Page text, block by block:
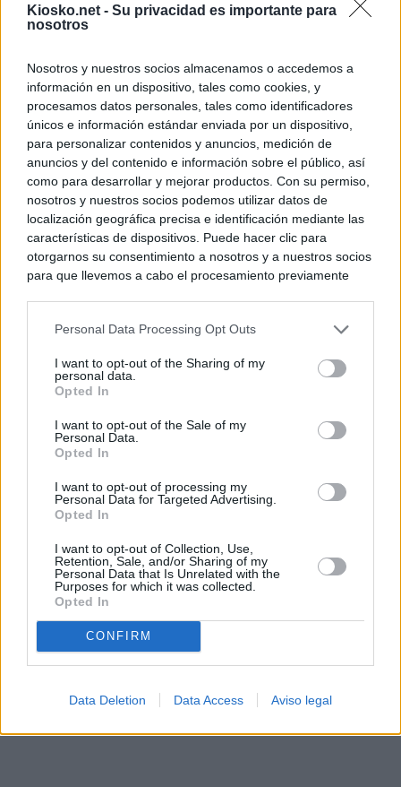
Kiosko.net - Su privacidad es importante para
nosotros
Nosotros y nuestros socios almacenamos o accedemos a
información en un dispositivo, tales como cookies, y
procesamos datos personales, tales como identificadores
únicos e información estándar enviada por un dispositivo,
para personalizar contenidos y anuncios, medición de
anuncios y del contenido e información sobre el público, así
como para desarrollar y mejorar productos. Con su permiso,
nosotros y nuestros socios podemos utilizar datos de
localización geográfica precisa e identificación mediante las
características de dispositivos. Puede hacer clic para
otorgarnos su consentimiento a nosotros y a nuestros socios
para que llevemos a cabo el procesamiento previamente
negar su consentimiento. Tenga en cuenta que algún
de su consentimiento, pero usted tiene el derecho de
rechazar tal procesamiento. Sus preferencias se aplicarán
cualquier momento entrando de nuevo en este sitio web o
visitando nuestra política de privacidad.
Personal Data Processing Opt Outs
I want to opt-out of the Sharing of my
personal data.
Opted In
I want to opt-out of the Sale of my
Personal Data.
Opted In
I want to opt-out of processing my
Personal Data for Targeted Advertising.
Opted In
I want to opt-out of Collection, Use,
Retention, Sale, and/or Sharing of my
Personal Data that Is Unrelated with the
Purposes for which it was collected.
Opted In
CONFIRM
Data Deletion Data Access Aviso legal